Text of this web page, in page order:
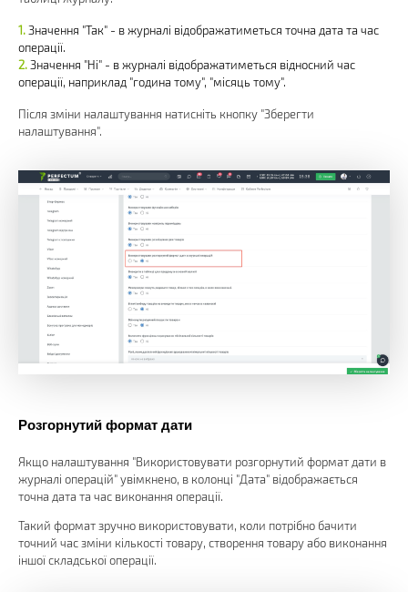
Значення "Так" - в журналі відображатиметься точна дата та час
операції.
Значення "Ні" - в журналі відображатиметься відносний час
операції, наприклад "година тому", "місяць тому".
Після зміни налаштування натисніть кнопку "Зберегти
налаштування".
Розгорнутий формат дати
Якщо налаштування "Використовувати розгорнутий формат дати в
журналі операцій" увімкнено, в колонці "Дата" відображається
точна дата та час виконання операції.
Такий формат зручно використовувати, коли потрібно бачити
точний час зміни кількості товару, створення товару або виконання
іншої складської операції.